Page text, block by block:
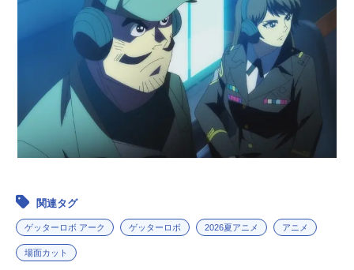
関連タグ
ゲッターロボ アーク ゲッターロボ 2026夏アニメ アニメ
場面カット